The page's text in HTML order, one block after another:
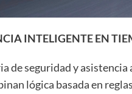
INTELIGENTE EN
de seguridad y
lógica basada en